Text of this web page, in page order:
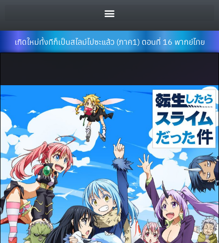
เกิดใหม่ทั้งทีก็เป็นสไลม์ไปซะแล้ว (ภาค1) ตอนที่ 16 พากย์ไทย